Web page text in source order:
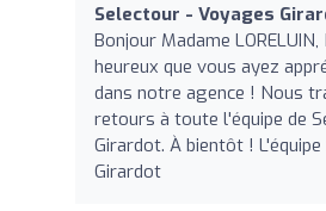
Selectour - Voyages
Bonjour Madame
heureux que vous ayez
dans notre agence ! Nous
retours à toute l'équipe de
Girardot. À bientôt !
Girardot